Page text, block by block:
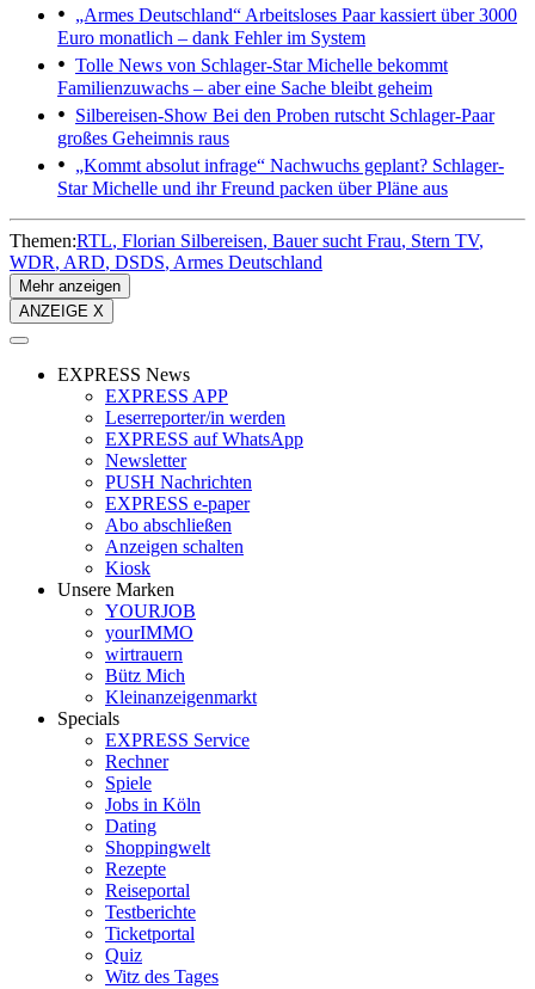
„Armes Deutschland“ Arbeitsloses Paar kassiert über 3000
Euro monatlich – dank Fehler im System
Tolle News von Schlager-StarMichelle bekommt
Familienzuwachs – aber eine Sache bleibt geheim
Silbereisen-Show Bei den Proben rutscht Schlager-Paar
großes Geheimnis raus
„Kommt absolut infrage“ Nachwuchs geplant? Schlager-
Star Michelle und ihr Freund packen über Pläne aus
Themen:RTL Florian Silbereisen Bauer sucht Frau Stern TV
WDR ARD DSDS Armes Deutschland
Mehr anzeigen
ANZEIGE X
EXPRESS News
EXPRESS APP
Leserreporter/in werden
EXPRESS auf WhatsApp
Newsletter
PUSH Nachrichten
EXPRESS e-paper
Abo abschließen
Anzeigen schalten
Kiosk
Unsere Marken
YOURJOB
yourIMMO
wirtrauern
Bütz Mich
Kleinanzeigenmarkt
Specials
EXPRESS Service
Rechner
Spiele
Jobs in Köln
Dating
Shoppingwelt
Rezepte
Reiseportal
Testberichte
Ticketportal
Quiz
Witz des Tages